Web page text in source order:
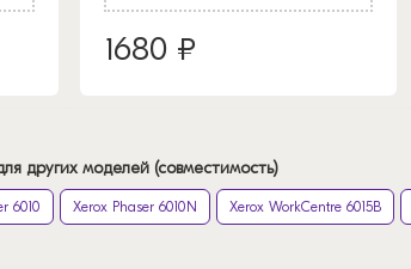
1680 ₽
других моделей (совместимость)
6010 Xerox Phaser 6010N Xerox WorkCentre 6015B